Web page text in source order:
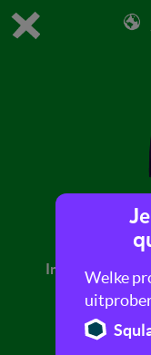
Dit is
In dit filmpje
koosjer
Welke